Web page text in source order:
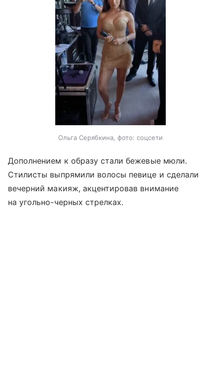
Ольга Серябкина, фото: соцсети
Дополнением к образу стали бежевые мюли.
Стилисты выпрямили волосы певице и сделали
вечерний макияж, акцентировав внимание
на угольно-черных стрелках.